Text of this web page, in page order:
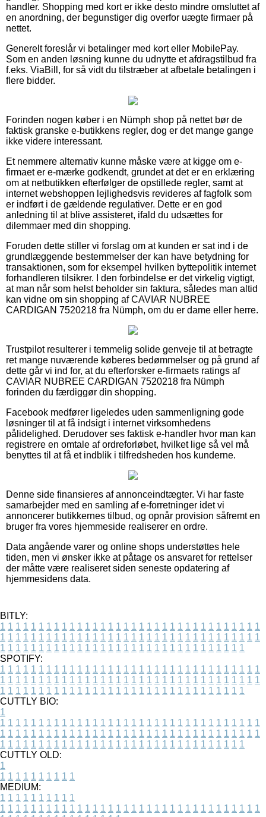
handler. Shopping med kort er ikke desto mindre omsluttet af
en anordning, der begunstiger dig overfor uægte firmaer på
nettet.
Generelt foreslår vi betalinger med kort eller MobilePay.
Som en anden løsning kunne du udnytte et afdragstilbud fra
f.eks. ViaBill, for så vidt du tilstræber at afbetale betalingen i
flere bidder.
Forinden nogen køber i en Nümph shop på nettet bør de
faktisk granske e-butikkens regler, dog er det mange gange
ikke videre interessant.
Et nemmere alternativ kunne måske være at kigge om e-
firmaet er e-mærke godkendt, grundet at det er en erklæring
om at netbutikken efterfølger de opstillede regler, samt at
internet webshoppen lejlighedsvis revideres af fagfolk som
er indført i de gældende regulativer. Dette er en god
anledning til at blive assisteret, ifald du udsættes for
dilemmaer med din shopping.
Foruden dette stiller vi forslag om at kunden er sat ind i de
grundlæggende bestemmelser der kan have betydning for
transaktionen, som for eksempel hvilken byttepolitik internet
forhandleren tilsikrer. I den forbindelse er det virkelig vigtigt,
at man når som helst beholder sin faktura, således man altid
kan vidne om sin shopping af CAVIAR NUBREE
CARDIGAN 7520218 fra Nümph, om du er dame eller herre.
Trustpilot resulterer i temmelig solide genveje til at betragte
ret mange nuværende køberes bedømmelser og på grund af
dette går vi ind for, at du efterforsker e-firmaets ratings af
CAVIAR NUBREE CARDIGAN 7520218 fra Nümph
forinden du færdiggør din shopping.
Facebook medfører ligeledes uden sammenligning gode
løsninger til at få indsigt i internet virksomhedens
pålidelighed. Derudover ses faktisk e-handler hvor man kan
registrere en omtale af ordreforløbet, hvilket lige så vel må
benyttes til at få et indblik i tilfredsheden hos kunderne.
Denne side finansieres af annonceindtægter. Vi har faste
samarbejder med en samling af e-forretninger idet vi
annoncerer butikkernes tilbud, og opnår provision såfremt en
bruger fra vores hjemmeside realiserer en ordre.
Data angående varer og online shops understøttes hele
tiden, men vi ønsker ikke at påtage os ansvaret for rettelser
der måtte være realiseret siden seneste opdatering af
hjemmesidens data.
BITLY:
1 1 1 1 1 1 1 1 1 1 1 1 1 1 1 1 1 1 1 1 1 1 1 1 1 1 1 1 1 1 1 1 1 1
1 1 1 1 1 1 1 1 1 1 1 1 1 1 1 1 1 1 1 1 1 1 1 1 1 1 1 1 1 1 1 1 1 1
1 1 1 1 1 1 1 1 1 1 1 1 1 1 1 1 1 1 1 1 1 1 1 1 1 1 1 1 1 1 1 1
SPOTIFY:
1 1 1 1 1 1 1 1 1 1 1 1 1 1 1 1 1 1 1 1 1 1 1 1 1 1 1 1 1 1 1 1 1 1
1 1 1 1 1 1 1 1 1 1 1 1 1 1 1 1 1 1 1 1 1 1 1 1 1 1 1 1 1 1 1 1 1 1
1 1 1 1 1 1 1 1 1 1 1 1 1 1 1 1 1 1 1 1 1 1 1 1 1 1 1 1 1 1 1 1
CUTTLY BIO:
1
1 1 1 1 1 1 1 1 1 1 1 1 1 1 1 1 1 1 1 1 1 1 1 1 1 1 1 1 1 1 1 1 1 1
1 1 1 1 1 1 1 1 1 1 1 1 1 1 1 1 1 1 1 1 1 1 1 1 1 1 1 1 1 1 1 1 1 1
1 1 1 1 1 1 1 1 1 1 1 1 1 1 1 1 1 1 1 1 1 1 1 1 1 1 1 1 1 1 1 1
CUTTLY OLD:
1
1 1 1 1 1 1 1 1 1 1
MEDIUM:
1 1 1 1 1 1 1 1 1 1
1 1 1 1 1 1 1 1 1 1 1 1 1 1 1 1 1 1 1 1 1 1 1 1 1 1 1 1 1 1 1 1 1 1